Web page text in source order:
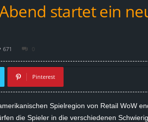
startet ein
671 0
Pinterest
Spielregion von Retail WoW
die Spieler in die verschiedenen